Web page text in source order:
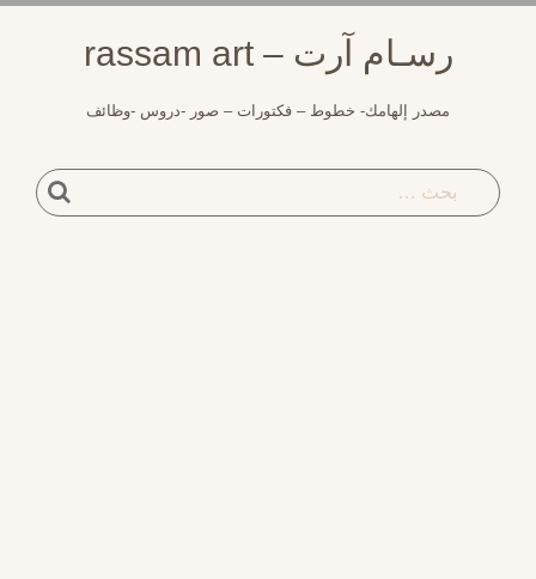
رسـام آرت – rassam art
مصدر إلهامك- خطوط – فكتورات – صور -دروس -وظائف